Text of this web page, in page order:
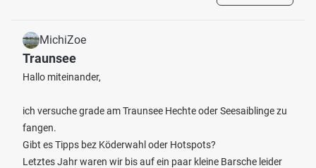
MichiZoe
Traunsee
Hallo miteinander,
ich versuche grade am Traunsee Hechte oder Seesaiblinge zu
fangen.
Gibt es Tipps bez Köderwahl oder Hotspots?
Letztes Jahr waren wir bis auf ein paar kleine Barsche leider